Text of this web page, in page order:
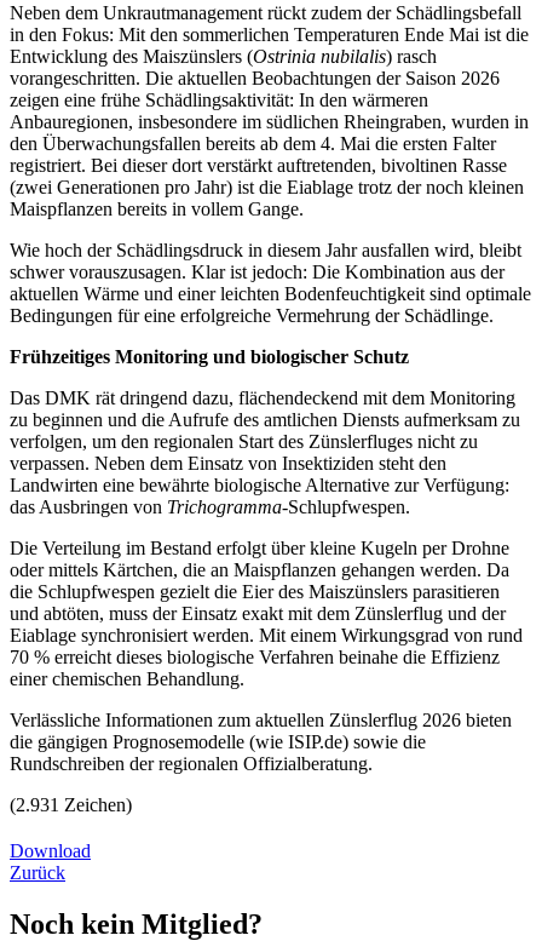
Neben dem Unkrautmanagement rückt zudem der Schädlingsbefall
in den Fokus: Mit den sommerlichen Temperaturen Ende Mai ist die
Entwicklung des Maiszünslers (Ostrinia nubilalis) rasch
vorangeschritten. Die aktuellen Beobachtungen der Saison 2026
zeigen eine frühe Schädlingsaktivität: In den wärmeren
Anbauregionen, insbesondere im südlichen Rheingraben, wurden in
den Überwachungsfallen bereits ab dem 4. Mai die ersten Falter
registriert. Bei dieser dort verstärkt auftretenden, bivoltinen Rasse
(zwei Generationen pro Jahr) ist die Eiablage trotz der noch kleinen
Maispflanzen bereits in vollem Gange.
Wie hoch der Schädlingsdruck in diesem Jahr ausfallen wird, bleibt
schwer vorauszusagen. Klar ist jedoch: Die Kombination aus der
aktuellen Wärme und einer leichten Bodenfeuchtigkeit sind optimale
Bedingungen für eine erfolgreiche Vermehrung der Schädlinge.
Frühzeitiges Monitoring und biologischer Schutz
Das DMK rät dringend dazu, flächendeckend mit dem Monitoring
zu beginnen und die Aufrufe des amtlichen Diensts aufmerksam zu
verfolgen, um den regionalen Start des Zünslerfluges nicht zu
verpassen. Neben dem Einsatz von Insektiziden steht den
Landwirten eine bewährte biologische Alternative zur Verfügung:
das Ausbringen von Trichogramma-Schlupfwespen.
Die Verteilung im Bestand erfolgt über kleine Kugeln per Drohne
oder mittels Kärtchen, die an Maispflanzen gehangen werden. Da
die Schlupfwespen gezielt die Eier des Maiszünslers parasitieren
und abtöten, muss der Einsatz exakt mit dem Zünslerflug und der
Eiablage synchronisiert werden. Mit einem Wirkungsgrad von rund
70 % erreicht dieses biologische Verfahren beinahe die Effizienz
einer chemischen Behandlung.
Verlässliche Informationen zum aktuellen Zünslerflug 2026 bieten
die gängigen Prognosemodelle (wie ISIP.de) sowie die
Rundschreiben der regionalen Offizialberatung.
(2.931 Zeichen)
Download
Zurück
Noch kein Mitglied?